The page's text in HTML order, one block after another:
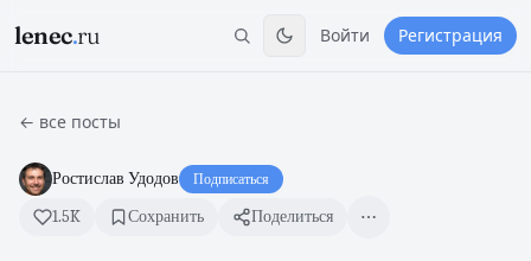
lenec.ru Войти Регистрация
← все посты
Ростислав Удодов Подписаться
1.5K Сохранить Поделиться